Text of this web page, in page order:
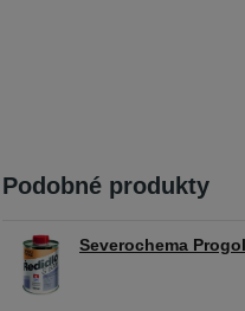
Podobné produkty
Severochema